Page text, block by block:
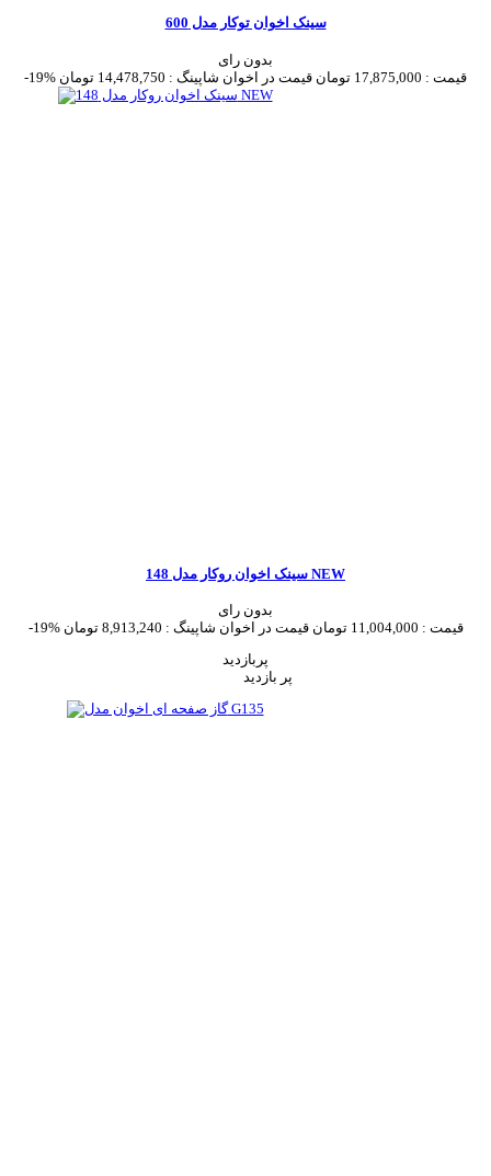
سینک اخوان توکار مدل 600
بدون رای
-19%
قیمت : 17,875,000 تومان قیمت در اخوان شاپینگ : 14,478,750 تومان
سینک اخوان روکار مدل 148 NEW
بدون رای
-19%
قیمت : 11,004,000 تومان قیمت در اخوان شاپینگ : 8,913,240 تومان
پربازدید
پر بازدید